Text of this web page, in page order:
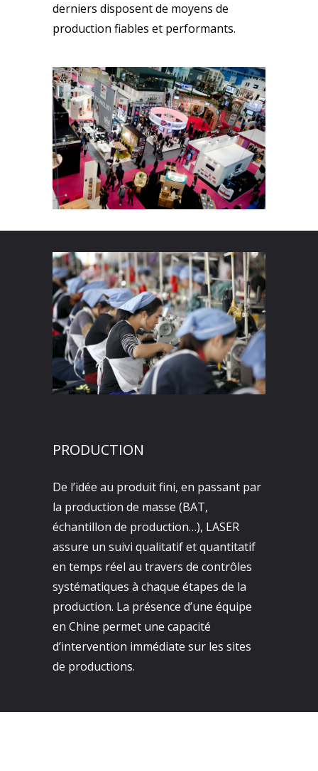
derniers disposent de moyens de
production fiables et performants.
PRODUCTION
De l’idée au produit fini, en passant par
la production de masse (BAT,
échantillon de production…), LASER
assure un suivi qualitatif et quantitatif
en temps réel au travers de contrôles
systématiques à chaque étapes de la
production. La présence d’une équipe
en Chine permet une capacité
d’intervention immédiate sur les sites
de productions.